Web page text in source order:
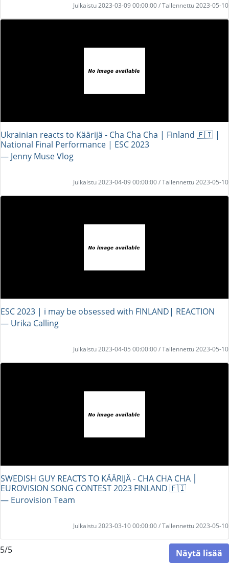
Julkaistu 2023-03-09 00:00:00 / Tallennettu 2023-05-10
Ukrainian reacts to Käärijä - Cha Cha Cha | Finland 🇫🇮 |
National Final Performance | ESC 2023
― Jenny Muse Vlog
Julkaistu 2023-04-09 00:00:00 / Tallennettu 2023-05-10
ESC 2023 | i may be obsessed with FINLAND| REACTION
― Urika Calling
Julkaistu 2023-04-05 00:00:00 / Tallennettu 2023-05-10
SWEDISH GUY REACTS TO KÄÄRIJÄ - CHA CHA CHA ⎮
EUROVISION SONG CONTEST 2023 FINLAND 🇫🇮
― Eurovision Team
Julkaistu 2023-03-10 00:00:00 / Tallennettu 2023-05-10
5/5 Näytä lisää